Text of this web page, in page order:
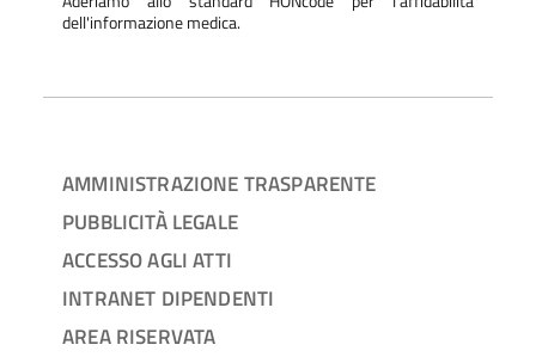
dell'informazione medica.
AMMINISTRAZIONE TRASPARENTE
PUBBLICITÀ LEGALE
ACCESSO AGLI ATTI
INTRANET DIPENDENTI
AREA RISERVATA